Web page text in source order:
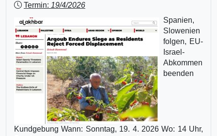
Termin: 19/4/2026
Spanien,
Slowenien
folgen, EU-
Israel-
Abkommen
beenden
Kundgebung Wann: Sonntag, 19. 4. 2026 Wo: 14 Uhr,